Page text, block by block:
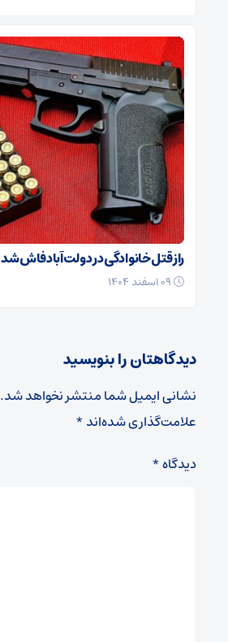
راز قتل خانوادگی در دولت‌آباد فاش شد
دیدگاهتان را بنویسید
نشانی ایمیل شما منتشر نخواهد شد.
علامت‌گذاری شده‌اند*
دیدگاه*